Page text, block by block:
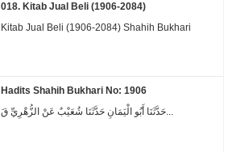
018. Kitab Jual Beli (1906-2084)
Kitab Jual Beli (1906-2084) Shahih Bukhari
Hadits Shahih Bukhari No: 1906
حَدَّثَنَا أَبُو الْيَمَانِ حَدَّثَنَا شُعَيْبٌ عَنْ الزُّهْرِيِّ قَ...